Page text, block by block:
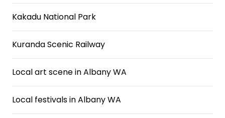
Kakadu National Park
Kuranda Scenic Railway
Local art scene in Albany WA
Local festivals in Albany WA